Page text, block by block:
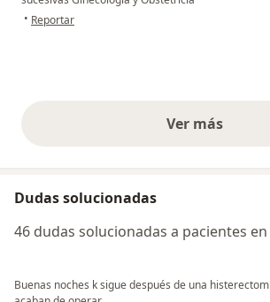
• en opinión del usuario Diana Lau
Reportar
Ver másopiniones
Dudas solucionadas
46 dudas solucionadas a pacientes
Buenas noches k sigue después de una